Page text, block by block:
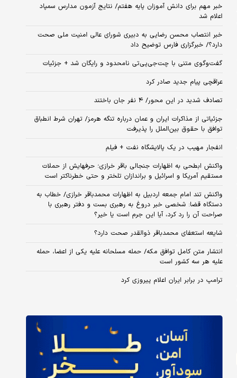
خبر مهم برای دانش آموزان پایه هفتم/ نتایج آزمون مدارس سمپاد
اعلام شد
خبر انتصاب محسن رضایی به دبیری شورای عالی امنیت ملی صحت
دارد؟/ خبرگزاری فارس توضیح داد
گفت‌وگوی متنی با چت‌جی‌پی‌تی نامحدود و رایگان شد + جزئیات
عراقچی پیام جدید صادر کرد
تصادف شدید در این محور/ ۴ نفر جان باختند
جزئیاتی از مذاکرات ایران و عمان درباره تنگه هرمز/ تهران شرط انطباق
توافق با حقوق بین‌الملل را پذیرفت
انفجار مهیب در یک پالایشگاه نفت + فیلم
واکنش ابطحی به اظهارات جنجالی باقر خرازی؛ حرفهایش از حملات
مستقیم آمریکا و اسرائیل و براندازان تلختر و حتی خطرناکتر است
واکنش تند امام جمعه اردبیل به اظهارات محمدباقر خرازی/ خطاب به
دستگاه قضا: شخصی خبر دروغ به رهبری بست و دفتر رهبری با
صراحت آن را رد کرد، آیا این جرم است یا خیر؟
شایعه استعفای محمدباقر ذوالقدر صحت دارد؟
انتشار متن کامل توافق مکه/ حمله مسلحانه علیه یکی از اعضا، حمله
علیه هر سه کشور است
ترامپ در برابر ایران اعلام پیروزی کرد